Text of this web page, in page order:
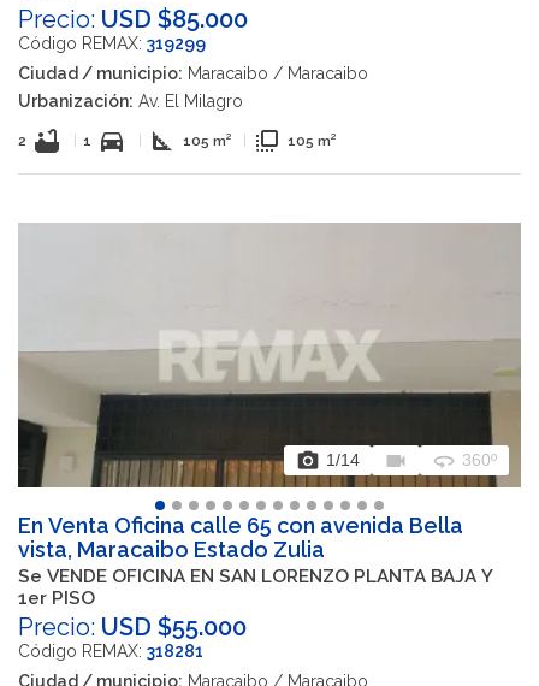
Precio: USD $85.000
Código REMAX: 319299
Ciudad / municipio: Maracaibo / Maracaibo
Urbanización: Av. El Milagro
2 bathtub 1 directions_car square_foot 105 m² flip_to_front 105 m²
photo_camera 1/14 videocam 360 360º
En Venta Oficina calle 65 con avenida Bella
vista, Maracaibo Estado Zulia
Se VENDE OFICINA EN SAN LORENZO PLANTA BAJA Y
1er PISO
Precio: USD $55.000
Código REMAX: 318281
Ciudad / municipio: Maracaibo / Maracaibo